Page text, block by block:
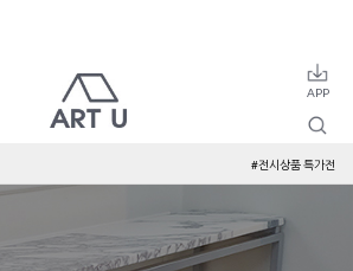
#전시상품 특가전